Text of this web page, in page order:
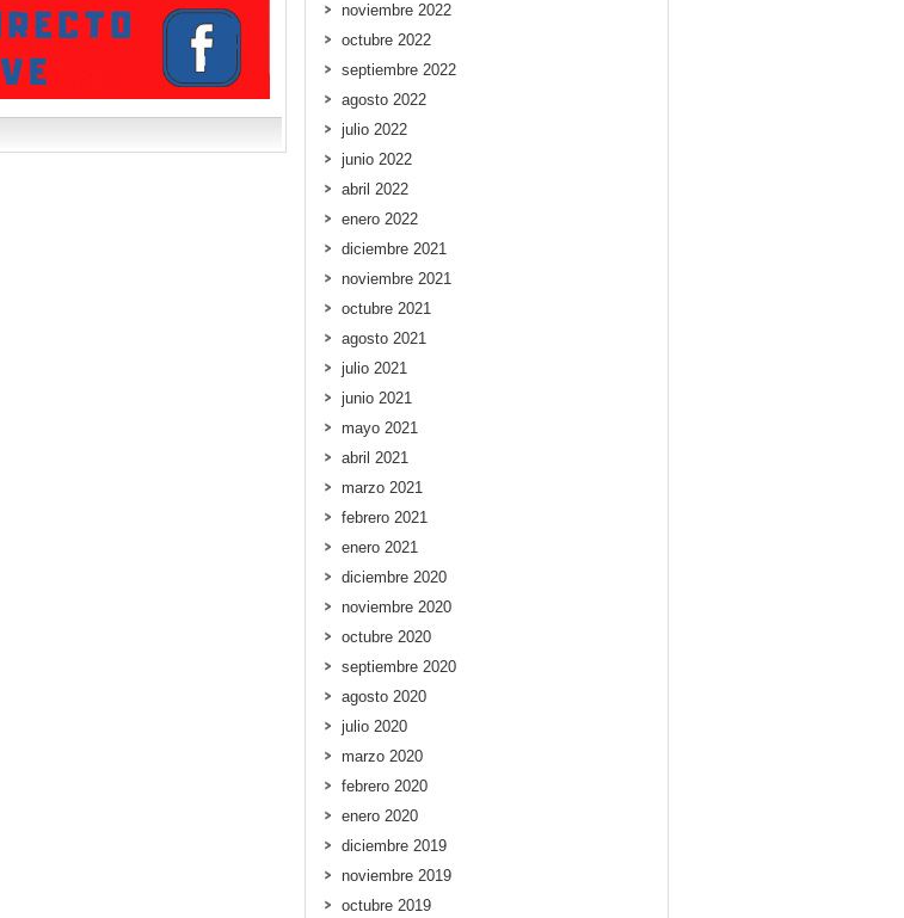
noviembre 2022
octubre 2022
septiembre 2022
agosto 2022
julio 2022
junio 2022
abril 2022
enero 2022
diciembre 2021
noviembre 2021
octubre 2021
agosto 2021
julio 2021
junio 2021
mayo 2021
abril 2021
marzo 2021
febrero 2021
enero 2021
diciembre 2020
noviembre 2020
octubre 2020
septiembre 2020
agosto 2020
julio 2020
marzo 2020
febrero 2020
enero 2020
diciembre 2019
noviembre 2019
octubre 2019